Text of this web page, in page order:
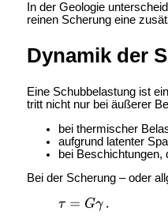
In der Geologie
reinen Scherung eine
Dynamik der
Eine Schubbelastung ist
tritt nicht nur bei äußerer
bei thermischer
aufgrund latenter
bei Beschichtungen,
Bei der Scherung – oder